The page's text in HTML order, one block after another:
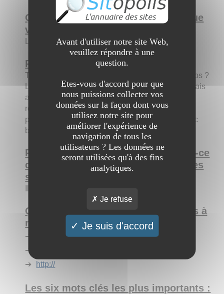
Qui êtes-vous par rapport au site que
vous allez nous présenter ?
Le webmaster
Présentez le site aux internautes :
Tu aimes ou aimerais te sentir bien dans ton corps ?
Le sport c'est pas trop ta tasse de thé ? Tu aimerais
améliorer tes performances ainsi qu'avoir des
résultats visible sur ton corps ? Tous cela est
possible à l'aide de nos produits mais aussi avec
beaucoup de discipline.
Pourquoi est-il intéressant ? Qu'est-ce
qui pourrait le différencier des autres
sites ?
Quels sont les trois principaux liens à
retenir de votre site ?
➔
https://iluvmybody.fr
➔
➔
http://
Les six mots clés les plus importants :
Avant d'utiliser notre site Web,
veuillez répondre à une
question.
Etes-vous d'accord pour que
nous puissions collecter vos
données sur la façon dont vous
utilisez notre site pour
améliorer l'expérience de
navigation de tous les
utilisateurs ? Les données ne
seront utilisées qu'à des fins
analytiques.
Je refuse
Je suis d'accord